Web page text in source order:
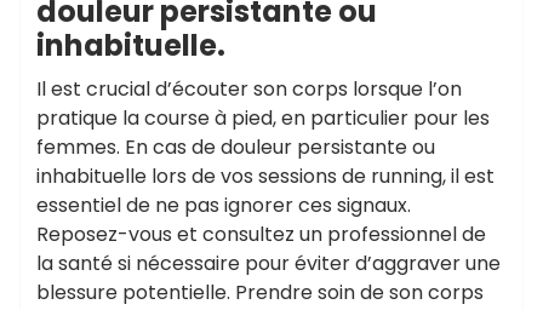
douleur persistante ou
inhabituelle.
Il est crucial d’écouter son corps lorsque l’on
pratique la course à pied, en particulier pour les
femmes. En cas de douleur persistante ou
inhabituelle lors de vos sessions de running, il est
essentiel de ne pas ignorer ces signaux.
Reposez-vous et consultez un professionnel de
la santé si nécessaire pour éviter d’aggraver une
blessure potentielle. Prendre soin de son corps